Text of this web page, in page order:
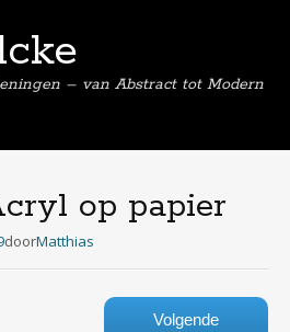
– van Abstract tot Modern
op papier
doorMatthias
Volgende